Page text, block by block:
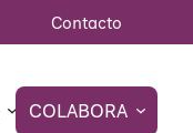
Contacto
COLABORA